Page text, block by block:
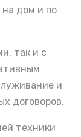
на дом и по
так и с
и
договоров.
техники